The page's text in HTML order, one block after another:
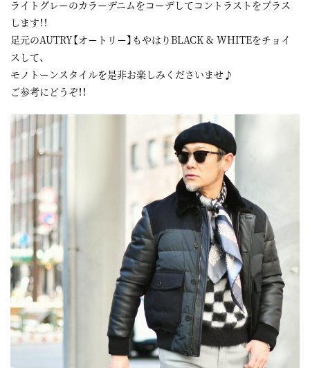
ライトグレーのカラーデニムをコーデしてコントラストをプラス
します！！
足元のAUTRY【オートリー】もやはりBLACK & WHITEをチョイ
スして、
モノトーンスタイルを是非お楽しみくださいませ♪
ご参考にどうぞ！！